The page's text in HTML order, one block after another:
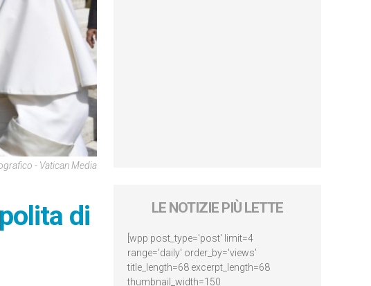
- Vatican Media
di
LE NOTIZIE PIÙ LETTE
[wpp post_type='post' limit=4
range='daily' order_by='views'
title_length=68 excerpt_length=68
thumbnail_width=150